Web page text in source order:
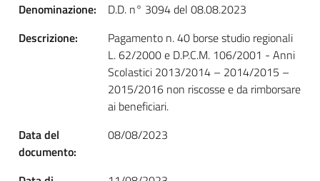
Denominazione:
D.D. n° 3094 del 08.08.2023
Descrizione:
Pagamento n. 40 borse studio regionali
L. 62/2000 e D.P.C.M. 106/2001 - Anni
Scolastici 2013/2014 – 2014/2015 –
2015/2016 non riscosse e da rimborsare
ai beneficiari.
Data del
documento:
08/08/2023